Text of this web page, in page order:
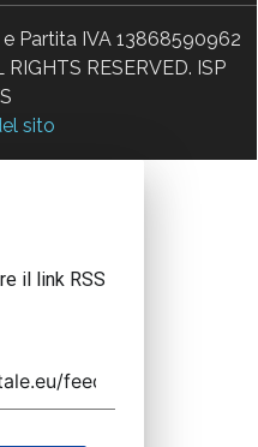
Partita IVA 13868590962
RESERVED. ISP
sito
il link RSS